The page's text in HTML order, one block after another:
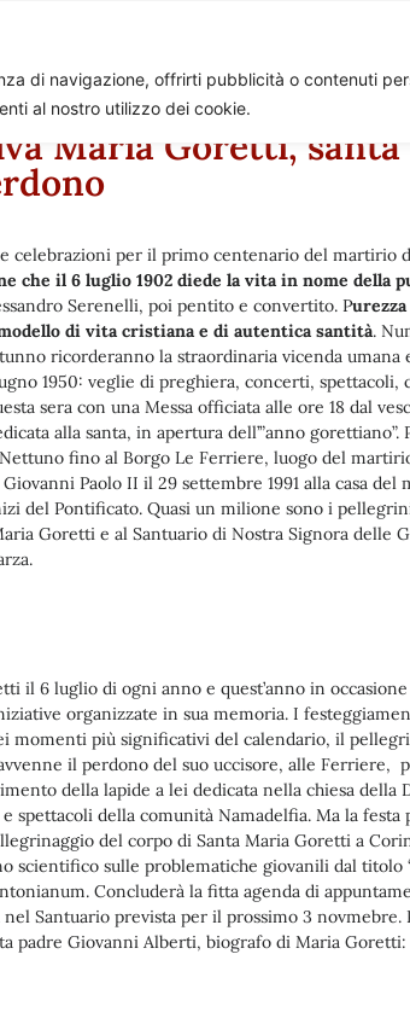
di navigazione, offrirti pubblicità o contenuti
al nostro utilizzo dei cookie.
Maria Goretti, santa
celebrazioni per il primo centenario del martirio
che il 6 luglio 1902 diede la vita in nome della
Serenelli, poi pentito e convertito. P
di vita cristiana e di autentica santità.
ricorderanno la straordinaria vicenda umana
1950: veglie di preghiera, concerti,
sera con una Messa officiata alle ore 18 dal
alla santa, in apertura dell’”anno gorettiano”.
fino al Borgo Le Ferriere, luogo del
Paolo II il 29 settembre 1991 alla casa del
del Pontificato. Quasi un milione sono i
Goretti e al Santuario di Nostra Signora delle
il 6 luglio di ogni anno e quest’anno in
organizzate in sua memoria. I
momenti più significativi del calendario, il
il perdono del suo uccisore, alle Ferriere,
della lapide a lei dedicata nella chiesa della
spettacoli della comunità Namadelfia. Ma la festa
del corpo di Santa Maria Goretti a
scientifico sulle problematiche giovanili dal titolo
Concluderà la fitta agenda di
Santuario prevista per il prossimo 3
padre Giovanni Alberti, biografo di Maria Goretti: